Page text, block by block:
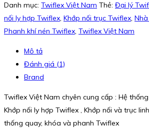
Danh mục: Twiflex Việt Nam Thẻ: Đại lý
nối ly hợp Twiflex, Khớp nối trục Twiflex,
Phanh khí nén Twiflex, Twiflex Việt Nam
Mô tả
Đánh giá (1)
Brand
Twiflex Việt Nam chyên cung cấp : Hệ
Khớp nối ly hợp Twiflex , Khớp nối và trục
thống quay, khóa và phanh Twiflex